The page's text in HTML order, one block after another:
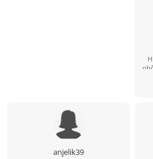
anjelik39